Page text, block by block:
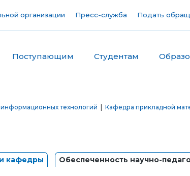
организации Пресс-служба Подать
Поступающим Студентам
информационных технологий Кафедра прикладной
кафедры Обеспеченность научно-